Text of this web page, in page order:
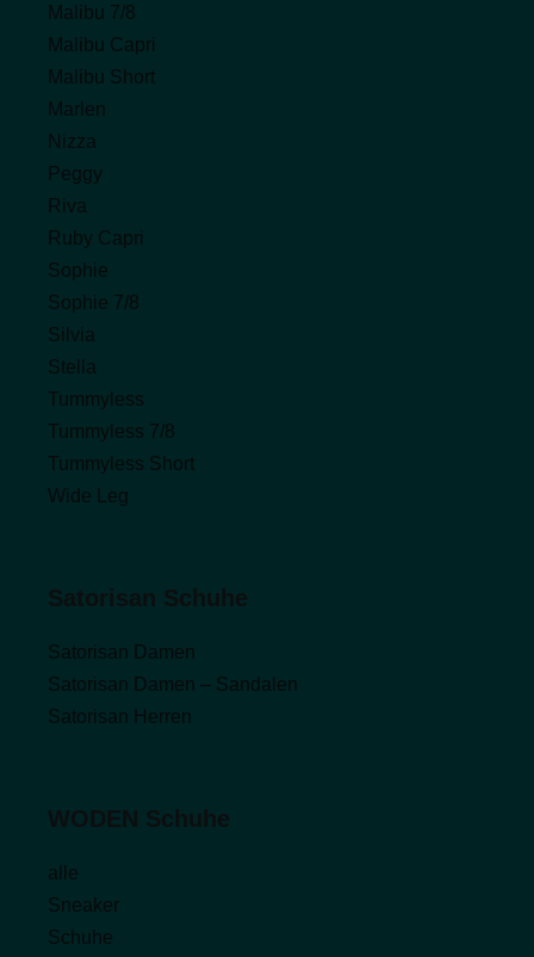
Malibu 7/8
Malibu Capri
Malibu Short
Marlen
Nizza
Peggy
Riva
Ruby Capri
Sophie
Sophie 7/8
Silvia
Stella
Tummyless
Tummyless 7/8
Tummyless Short
Wide Leg
Satorisan Damen
Satorisan Damen – Sandalen
Satorisan Herren
alle
Sneaker
Schuhe